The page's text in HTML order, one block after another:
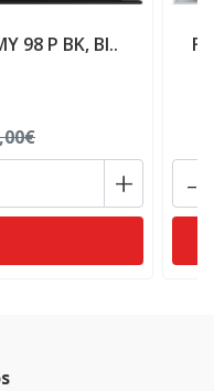
98 P BK, Bl..
+ -